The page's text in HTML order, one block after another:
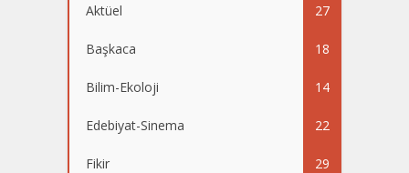
Aktüel 27
Başkaca 18
Bilim-Ekoloji 14
Edebiyat-Sinema 22
Fikir 29